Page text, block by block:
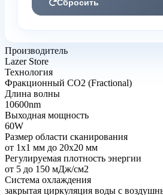
Сбросить
Производитель
Lazer Store
Технология
Фракционный CO2 (Fractional)
Длина волны
10600nm
Выходная мощность
60W
Размер области сканирования
от 1x1 мм до 20x20 мм
Регулируемая плотность энергии
от 5 до 150 мДж/см2
Система охлаждения
закрытая циркуляция воды с